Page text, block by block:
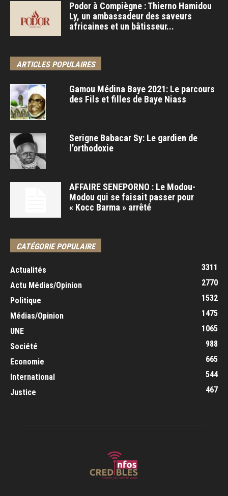
Podor à Compiègne : Thierno Hamidou
Ly, un ambassadeur des saveurs
africaines et un bâtisseur...
ARTICLES POPULAIRES
Gamou Médina Baye 2021: Le parcours
des Fils et filles de Baye Niass
Serigne Babacar Sy: Le gardien de
l’orthodoxie
AFFAIRE SENEPORNO : Le Modou-
Modou qui se faisait passer pour
« Kocc Barma » arrêté
CATÉGORIE POPULAIRE
Actualités
3311
Actu Médias/Opinion
2770
Politique
1532
Médias/Opinion
1475
UNE
1065
Société
988
Economie
665
International
544
Justice
467